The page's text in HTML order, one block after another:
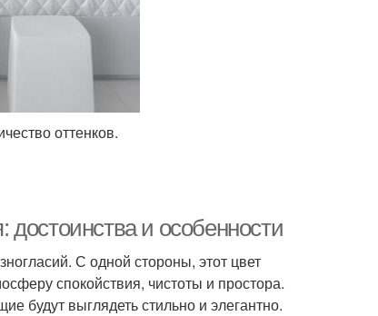
оттенков.
и особенности
С одной стороны, этот цвет
спокойствия, чистоты и простора.
будут выглядеть стильно и элегантно.